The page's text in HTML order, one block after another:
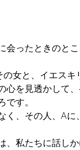
ったときのとこ
女と、イエスキ
心を見透かして
す。
、その人、Aに
私たちに話しか